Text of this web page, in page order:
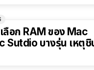
อก RAM ของ Mac
Sutdio บางรุ่น เหตุชิ